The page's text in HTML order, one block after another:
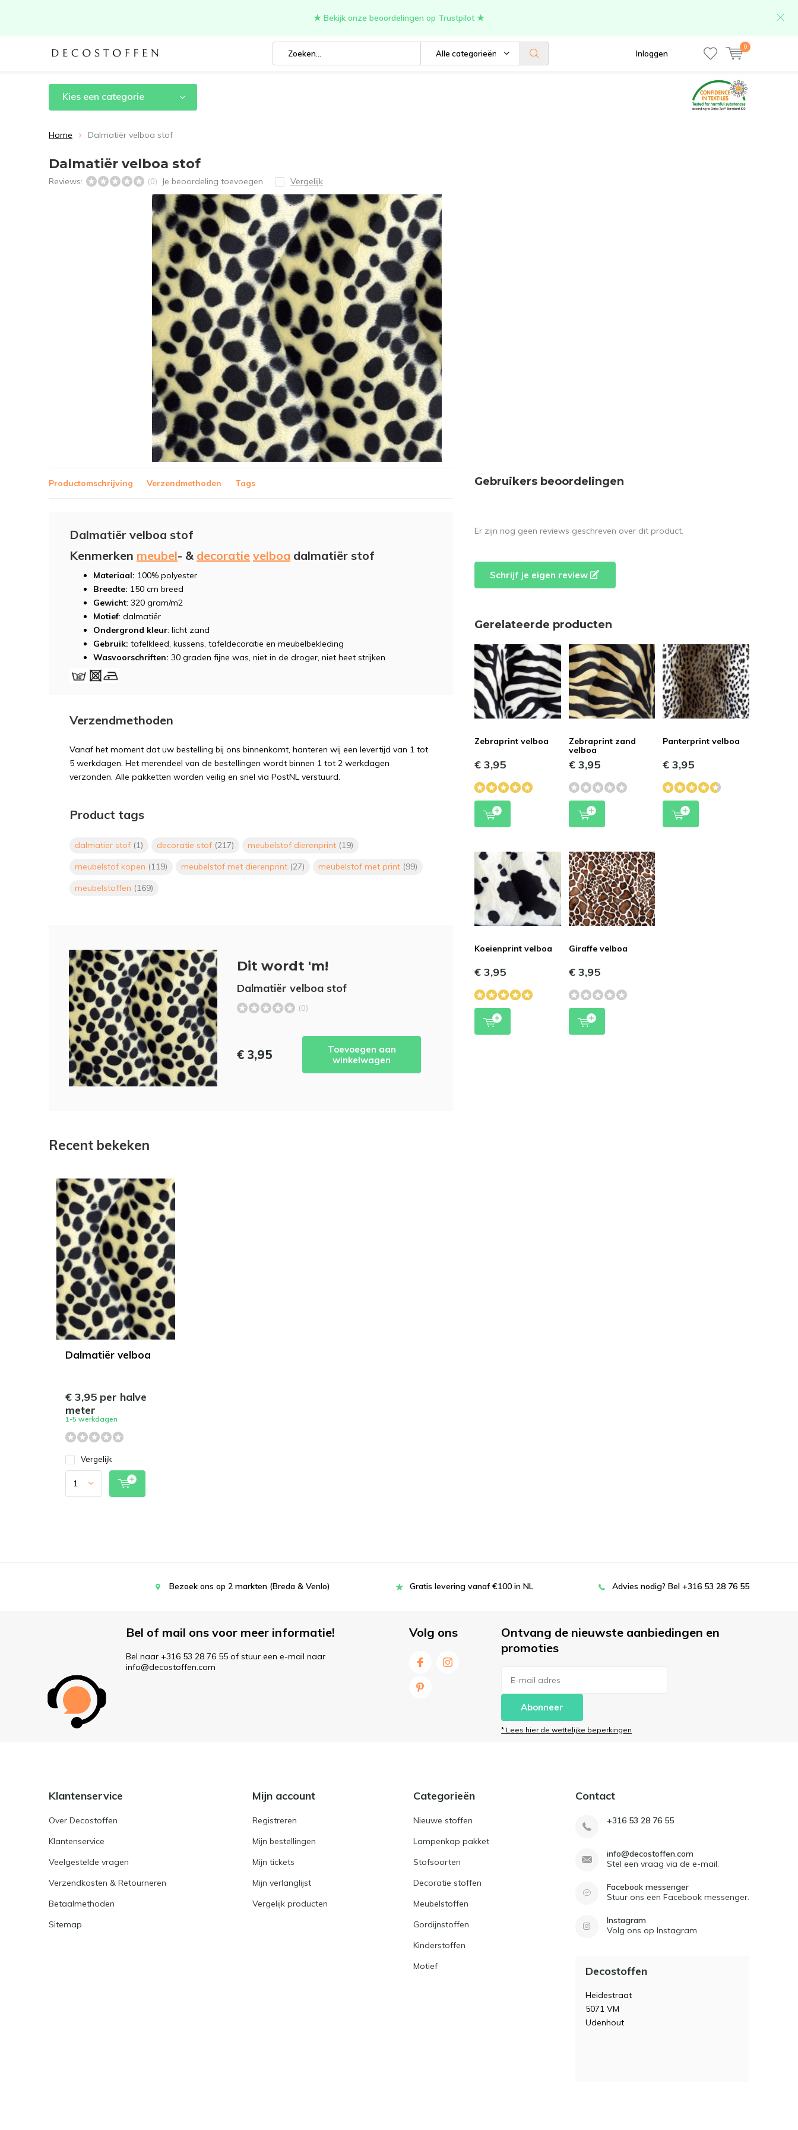
Alle categorieën Inloggen
0
★ Bekijk onze beoordelingen op Trustpilot ★
Kies een categorie
Home Dalmatiër velboa stof
Dalmatiër velboa stof
Reviews: (0) Je beoordeling toevoegen Vergelijk
Productomschrijving Verzendmethoden Tags
Dalmatiër velboa stof
Kenmerken meubel- & decoratie velboa dalmatiër stof
Materiaal: 100% polyester
Breedte: 150 cm breed
Gewicht: 320 gram/m2
Motief: dalmatiër
Ondergrond kleur: licht zand
Gebruik: tafelkleed, kussens, tafeldecoratie en meubelbekleding
Wasvoorschriften: 30 graden fijne was, niet in de droger, niet heet strijken
Verzendmethoden
Vanaf het moment dat uw bestelling bij ons binnenkomt, hanteren wij een levertijd van 1 tot
5 werkdagen. Het merendeel van de bestellingen wordt binnen 1 tot 2 werkdagen
verzonden. Alle pakketten worden veilig en snel via PostNL verstuurd.
Product tags
dalmatier stof (1) decoratie stof (217) meubelstof dierenprint (19)
meubelstof kopen (119) meubelstof met dierenprint (27) meubelstof met print (99)
meubelstoffen (169)
Dit wordt 'm!
Dalmatiër velboa stof
(0)
€ 3,95
Toevoegen aan
winkelwagen
Gebruikers beoordelingen
Er zijn nog geen reviews geschreven over dit product.
Schrijf je eigen review
Gerelateerde producten
Zebraprint velboa
€ 3,95
Zebraprint zand
velboa
€ 3,95
Panterprint velboa
€ 3,95
Koeienprint velboa
€ 3,95
Giraffe velboa
€ 3,95
Recent bekeken
Dalmatiër velboa
€ 3,95 per halve
meter
1-5 werkdagen
Vergelijk
Bezoek ons op 2 markten (Breda & Venlo) Gratis levering vanaf €100 in NL Advies nodig? Bel +316 53 28 76 55
Bel of mail ons voor meer informatie!
Bel naar +316 53 28 76 55 of stuur een e-mail naar
info@decostoffen.com
Volg ons
Ontvang de nieuwste aanbiedingen en
promoties
Abonneer
* Lees hier de wettelijke beperkingen
Klantenservice
Over Decostoffen
Klantenservice
Veelgestelde vragen
Verzendkosten & Retourneren
Betaalmethoden
Sitemap
Mijn account
Registreren
Mijn bestellingen
Mijn tickets
Mijn verlanglijst
Vergelijk producten
Categorieën
Nieuwe stoffen
Lampenkap pakket
Stofsoorten
Decoratie stoffen
Meubelstoffen
Gordijnstoffen
Kinderstoffen
Motief
Contact
+316 53 28 76 55
info@decostoffen.com
Stel een vraag via de e-mail.
Facebook messenger
Stuur ons een Facebook messenger.
Instagram
Volg ons op Instagram
Decostoffen
Heidestraat
5071 VM
Udenhout